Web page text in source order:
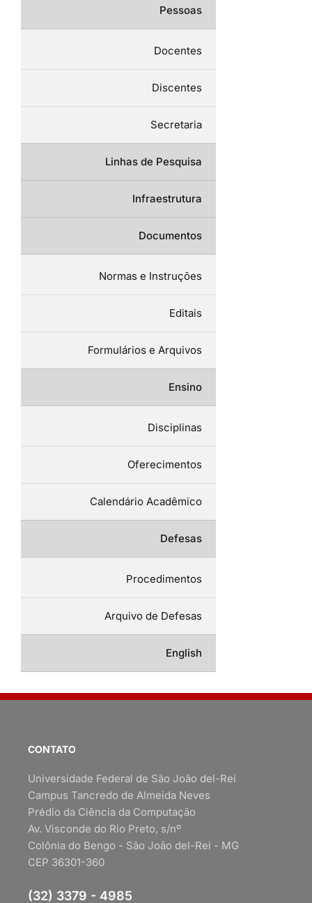
Pessoas
Docentes
Discentes
Secretaria
Linhas de Pesquisa
Infraestrutura
Documentos
Normas e Instruções
Editais
Formulários e Arquivos
Ensino
Disciplinas
Oferecimentos
Calendário Acadêmico
Defesas
Procedimentos
Arquivo de Defesas
English
CONTATO
Universidade Federal de São João del-Rei
Campus Tancredo de Almeida Neves
Prédio da Ciência da Computação
Av. Visconde do Rio Preto, s/nº
Colônia do Bengo - São João del-Rei - MG
CEP 36301-360
(32) 3379 - 4985